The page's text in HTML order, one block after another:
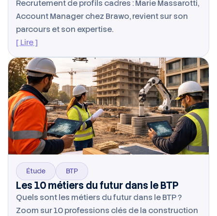
Recrutement de profils cadres : Marie Massarotti,
Account Manager chez Brawo, revient sur son
parcours et son expertise.
[ Lire ]
Étude BTP
Les 10 métiers du futur dans le BTP
Quels sont les métiers du futur dans le BTP ?
Zoom sur 10 professions clés de la construction